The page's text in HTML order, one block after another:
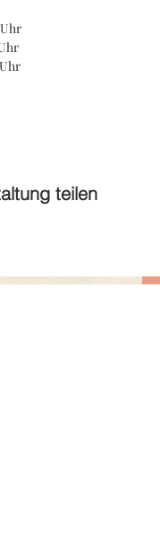
teilen